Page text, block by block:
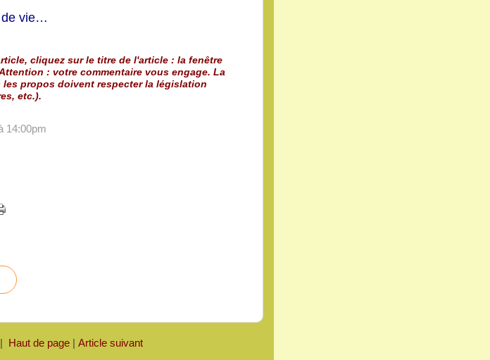
de vie…
cliquez sur le titre de l'article : la fenêtre
: votre commentaire vous engage. La
propos doivent respecter la législation
etc.).
14:00pm
| Haut de page | Article suivant